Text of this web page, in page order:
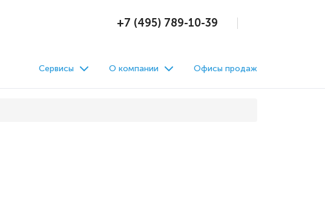
+7 (495) 789-10-39
Сервисы О компании Офисы продаж